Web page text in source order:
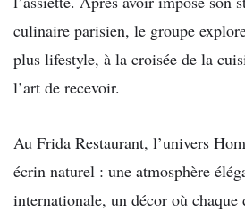
culinaire parisien, le groupe
plus lifestyle, à la croisée de la
l’art de recevoir.
Au Frida Restaurant, l’univers
écrin naturel : une atmosphère
internationale, un décor où